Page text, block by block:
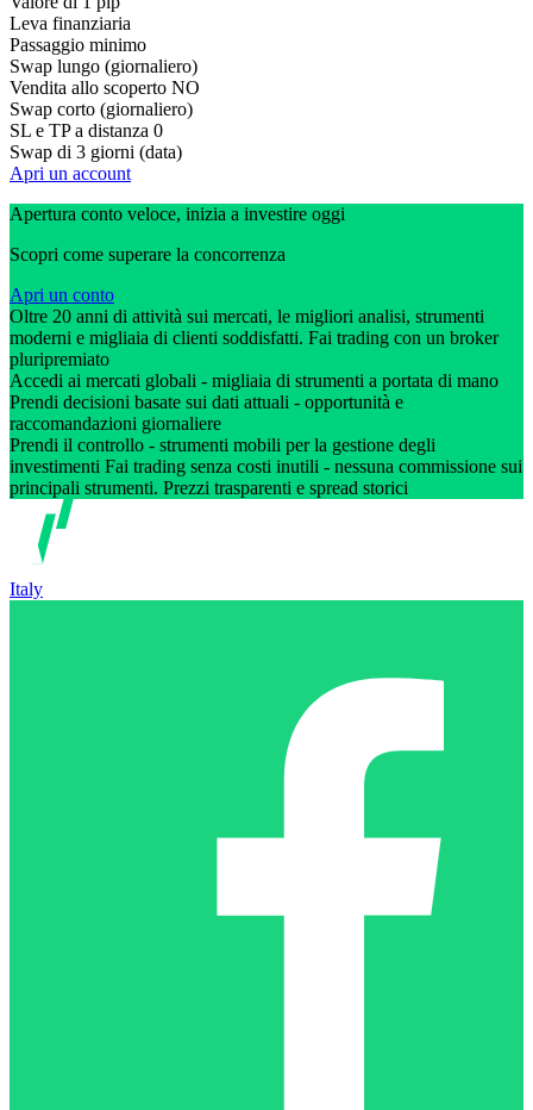
Leva finanziaria
Passaggio minimo
Swap lungo (giornaliero)
Vendita allo scoperto NO
Swap corto (giornaliero)
SL e TP a distanza 0
Swap di 3 giorni (data)
Apri un account
Apertura conto veloce, inizia a investire oggi
Scopri come superare la concorrenza
Apri un conto
Oltre 20 anni di attività sui mercati, le migliori analisi, strumenti
moderni e migliaia di clienti soddisfatti. Fai trading con un broker
pluripremiato
Accedi ai mercati globali - migliaia di strumenti a portata di mano
Prendi decisioni basate sui dati attuali - opportunità e
raccomandazioni giornaliere
Prendi il controllo - strumenti mobili per la gestione degli
investimenti Fai trading senza costi inutili - nessuna commissione sui
principali strumenti. Prezzi trasparenti e spread storici
Italy